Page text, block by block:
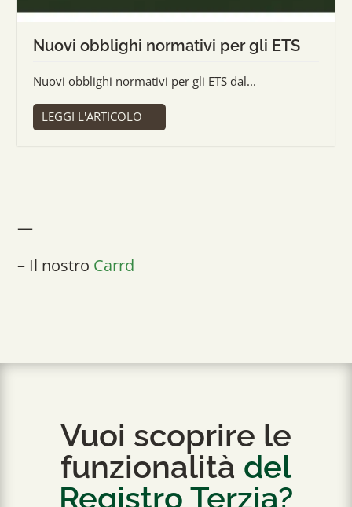
Nuovi obblighi normativi per gli ETS
Nuovi obblighi normativi per gli ETS dal...
LEGGI L'ARTICOLO
—
– Il nostro Carrd
Vuoi scoprire le
funzionalità del
Registro Terzia?